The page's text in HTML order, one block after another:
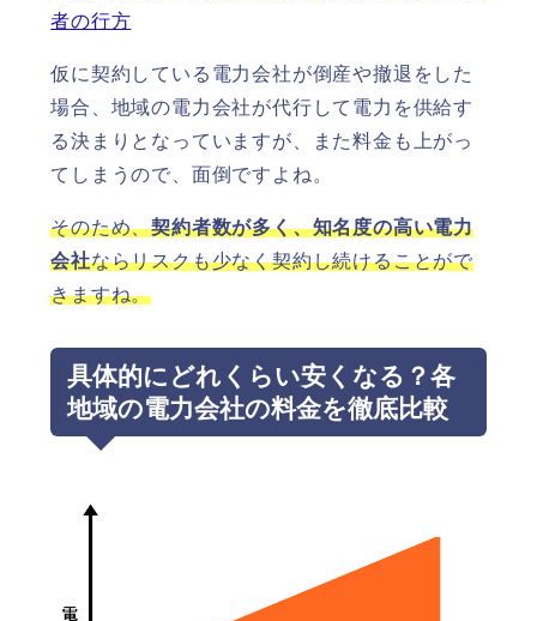
者の行方
仮に契約している電力会社が倒産や撤退をした
場合、地域の電力会社が代行して電力を供給す
る決まりとなっていますが、また料金も上がっ
てしまうので、面倒ですよね。
そのため、契約者数が多く、知名度の高い電力
会社ならリスクも少なく契約し続けることがで
きますね。
具体的にどれくらい安くなる？各
地域の電力会社の料金を徹底比較